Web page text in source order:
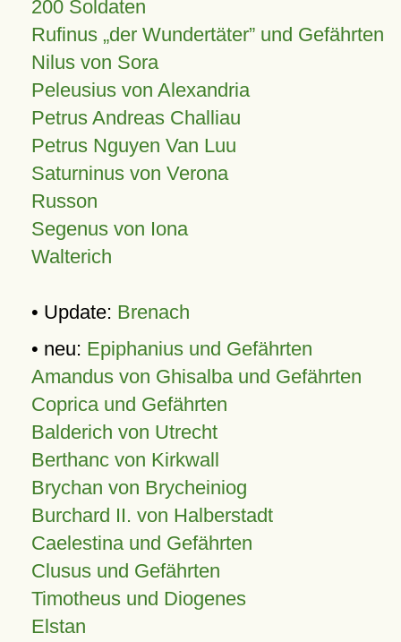
200 Soldaten
Rufinus „der Wundertäter” und Gefährten
Nilus von Sora
Peleusius von Alexandria
Petrus Andreas Challiau
Petrus Nguyen Van Luu
Saturninus von Verona
Russon
Segenus von Iona
Walterich
• Update: Brenach
• neu: Epiphanius und Gefährten
Amandus von Ghisalba und Gefährten
Coprica und Gefährten
Balderich von Utrecht
Berthanc von Kirkwall
Brychan von Brycheiniog
Burchard II. von Halberstadt
Caelestina und Gefährten
Clusus und Gefährten
Timotheus und Diogenes
Elstan